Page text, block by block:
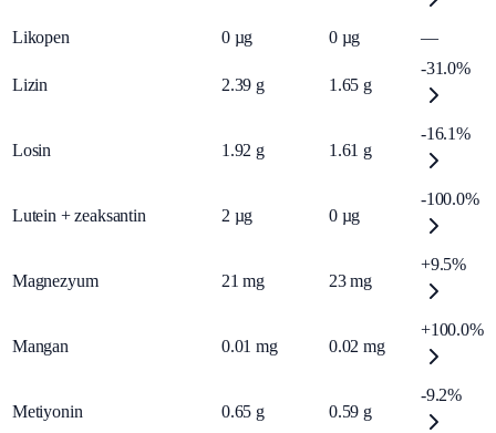
Likopen 0 µg 0 µg —
Lizin 2.39 g 1.65 g
-31.0%
Losin 1.92 g 1.61 g
-16.1%
Lutein + zeaksantin 2 µg 0 µg
-100.0%
Magnezyum 21 mg 23 mg
+9.5%
Mangan 0.01 mg 0.02 mg
+100.0%
Metiyonin 0.65 g 0.59 g
-9.2%